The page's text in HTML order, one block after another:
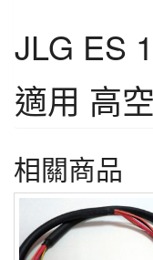
JLG ES
適用 高
相關商品